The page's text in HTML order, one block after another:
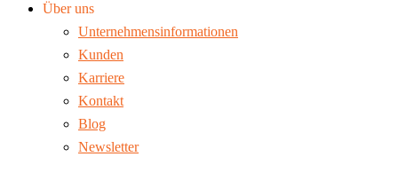
Über uns
Unternehmensinformationen
Kunden
Karriere
Kontakt
Blog
Newsletter